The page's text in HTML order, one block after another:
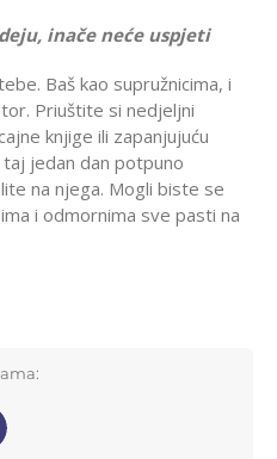
inače neće uspjeti
Baš kao supružnicima, i
Priuštite si nedjeljni
knjige ili zapanjujuću
jedan dan potpuno
na njega. Mogli biste se
i odmornima sve pasti na